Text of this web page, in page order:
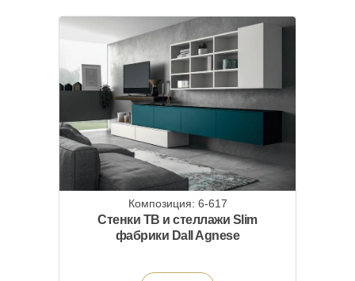
Композиция: 6-617
Стенки ТВ и стеллажи Slim
фабрики Dall Agnese